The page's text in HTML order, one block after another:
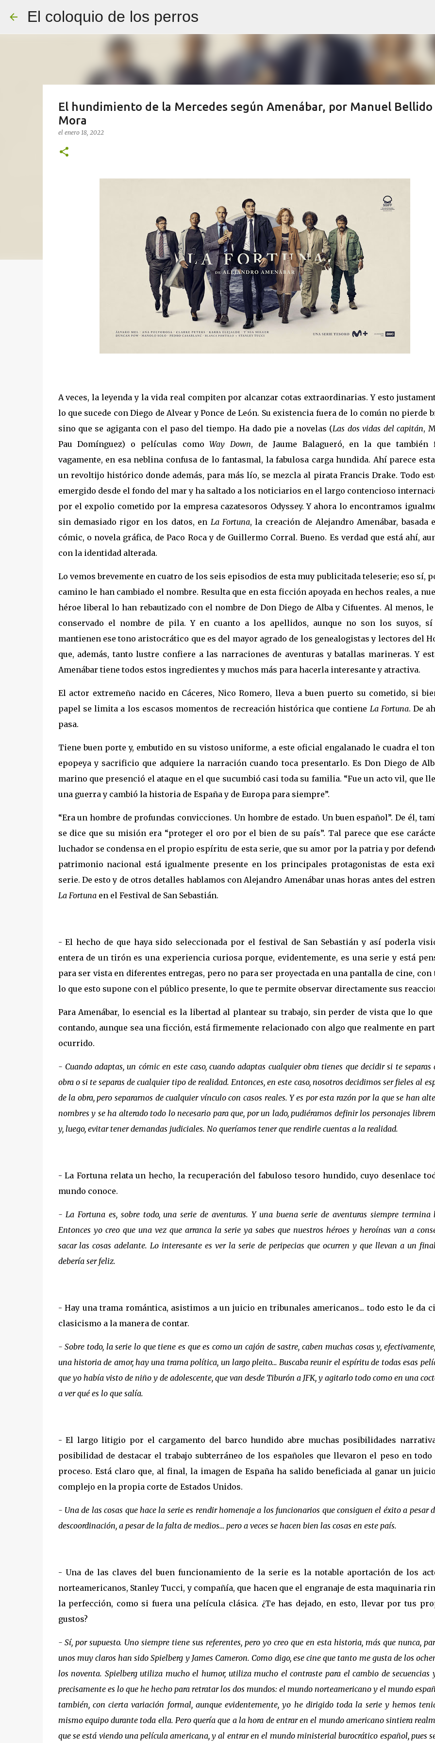
El coloquio de los perros
El hundimiento de la Mercedes según Amenábar, por Manuel Bellido
Mora
el enero 18, 2022
A veces, la leyenda y la vida real compiten por alcanzar cotas extraordinarias. Y esto
lo que sucede con Diego de Alvear y Ponce de León. Su existencia fuera de lo común no pierde
sino que se agiganta con el paso del tiempo. Ha dado pie a novelas (Las dos vidas del capitán,
Pau Domínguez) o películas comoWay Down, de Jaume Balagueró, en la que también
vagamente, en esa neblina confusa de lo fantasmal, la fabulosa carga hundida. Ahí parece
un revoltijo histórico donde además, para más lío, se mezcla al pirata Francis Drake. Todo
emergido desde el fondo del mar y ha saltado a los noticiarios en el largo contencioso
por el expolio cometido por la empresa cazatesoros Odyssey. Y ahora lo encontramos
sin demasiado rigor en los datos, en La Fortuna, la creación de Alejandro Amenábar, basada
cómic, o novela gráfica, de Paco Roca y de Guillermo Corral. Bueno. Es verdad que está ahí,
con la identidad alterada.
Lo vemos brevemente en cuatro de los seis episodios de esta muy publicitada teleserie; eso sí,
camino le han cambiado el nombre. Resulta que en esta ficción apoyada en hechos reales, a
héroe liberal lo han rebautizado con el nombre de Don Diego de Alba y Cifuentes. Al menos,
conservado el nombre de pila. Y en cuanto a los apellidos, aunque no son los suyos, sí
mantienen ese tono aristocrático que es del mayor agrado de los genealogistas y lectores del
que, además, tanto lustre confiere a las narraciones de aventuras y batallas marineras. Y
Amenábar tiene todos estos ingredientes y muchos más para hacerla interesante y atractiva.
El actor extremeño nacido en Cáceres, Nico Romero, lleva a buen puerto su cometido, si
papel se limita a los escasos momentos de recreación histórica que contiene La Fortuna. De
pasa.
Tiene buen porte y, embutido en su vistoso uniforme, a este oficial engalanado le cuadra el
epopeya y sacrificio que adquiere la narración cuando toca presentarlo. Es Don Diego de
marino que presenció el ataque en el que sucumbió casi toda su familia. “Fue un acto vil, que
una guerra y cambió la historia de España y de Europa para siempre”.
“Era un hombre de profundas convicciones. Un hombre de estado. Un buen español”. De él,
se dice que su misión era “proteger el oro por el bien de su país”. Tal parece que ese
luchador se condensa en el propio espíritu de esta serie, que su amor por la patria y por
patrimonio nacional está igualmente presente en los principales protagonistas de esta
serie. De esto y de otros detalles hablamos con Alejandro Amenábar unas horas antes del
La Fortunaen el Festival de San Sebastián.
- El hecho de que haya sido seleccionada por el festival de San Sebastián y así poderla
entera de un tirón es una experiencia curiosa porque, evidentemente, es una serie y está
para ser vista en diferentes entregas, pero no para ser proyectada en una pantalla de cine, con
lo que esto supone con el público presente, lo que te permite observar directamente sus
Para Amenábar, lo esencial es la libertad al plantear su trabajo, sin perder de vista que lo que
contando, aunque sea una ficción, está firmemente relacionado con algo que realmente en
ocurrido.
- Cuando adaptas, un cómic en este caso, cuando adaptas cualquier obra tienes que decidir si te separas
obra o si te separas de cualquier tipo de realidad. Entonces, en este caso, nosotros decidimos ser fieles al
de la obra, pero separarnos de cualquier vínculo con casos reales. Y es por esta razón por la que se han
nombres y se ha alterado todo lo necesario para que, por un lado, pudiéramos definir los personajes
y, luego, evitar tener demandas judiciales. No queríamos tener que rendirle cuentas a la realidad.
- La Fortuna relata un hecho, la recuperación del fabuloso tesoro hundido, cuyo desenlace
mundo conoce.
- La Fortuna es, sobre todo, una serie de aventuras. Y una buena serie de aventuras siempre termina
Entonces yo creo que una vez que arranca la serie ya sabes que nuestros héroes y heroínas van a
sacar las cosas adelante. Lo interesante es ver la serie de peripecias que ocurren y que llevan a un
debería ser feliz.
- Hay una trama romántica, asistimos a un juicio en tribunales americanos... todo esto le da
clasicismo a la manera de contar.
- Sobre todo, la serie lo que tiene es que es como un cajón de sastre, caben muchas cosas y,
una historia de amor, hay una trama política, un largo pleito… Buscaba reunir el espíritu de todas esas
que yo había visto de niño y de adolescente, que van desde Tiburón a JFK, y agitarlo todo como en una
a ver qué es lo que salía.
- El largo litigio por el cargamento del barco hundido abre muchas posibilidades
posibilidad de destacar el trabajo subterráneo de los españoles que llevaron el peso en todo
proceso. Está claro que, al final, la imagen de España ha salido beneficiada al ganar un
complejo en la propia corte de Estados Unidos.
- Una de las cosas que hace la serie es rendir homenaje a los funcionarios que consiguen el éxito a pesar
descoordinación, a pesar de la falta de medios… pero a veces se hacen bien las cosas en este país.
- Una de las claves del buen funcionamiento de la serie es la notable aportación de los
norteamericanos, Stanley Tucci, y compañía, que hacen que el engranaje de esta maquinaria
la perfección, como si fuera una película clásica. ¿Te has dejado, en esto, llevar por tus
gustos?
- Sí, por supuesto. Uno siempre tiene sus referentes, pero yo creo que en esta historia, más que nunca,
unos muy claros han sido Spielberg y James Cameron. Como digo, ese cine que tanto me gusta de los
los noventa. Spielberg utiliza mucho el humor, utiliza mucho el contraste para el cambio de secuencias
precisamente es lo que he hecho para retratar los dos mundos: el mundo norteamericano y el mundo
también, con cierta variación formal, aunque evidentemente, yo he dirigido toda la serie y hemos
mismo equipo durante toda ella. Pero quería que a la hora de entrar en el mundo americano sintiera
que se está viendo una película americana, y al entrar en el mundo ministerial burocrático español, pues